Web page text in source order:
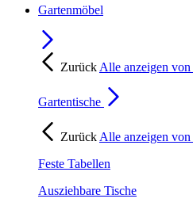
Gartenmöbel
Zurück Alle anzeigen von
Gartentische
Zurück Alle anzeigen von
Feste Tabellen
Ausziehbare Tische